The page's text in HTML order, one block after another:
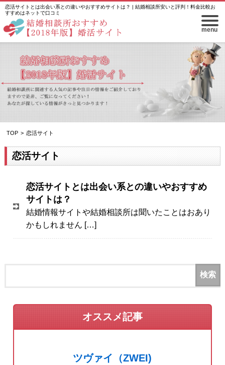
恋活サイトとは出会い系との違いやおすすめサイトは？ | 結婚相談所安いと評判！料金比較お
すすめはネットで口コミ
menu
TOP > 恋活サイト
恋活サイト
恋活サイトとは出会い系との違いやおすすめ
サイトは？
結婚情報サイトや結婚相談所は聞いたことはおあり
かもしれません […]
オススメ記事
ツヴァイ（ZWEI)